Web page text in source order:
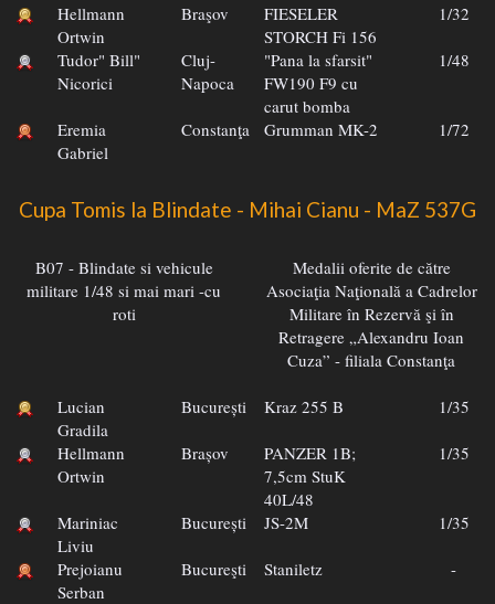
Hellmann
Ortwin
Braşov
FIESELER
STORCH Fi 156
1/32
Tudor" Bill"
Nicorici
Cluj-
Napoca
"Pana la sfarsit"
FW190 F9 cu
carut bomba
1/48
Eremia
Gabriel
Constanţa Grumman MK-2 1/72
Cupa Tomis la Blindate - Mihai Cianu - MaZ 537G
B07 - Blindate si vehicule
militare 1/48 si mai mari -cu
roti
Medalii oferite de către
Asociaţia Naţională a Cadrelor
Militare în Rezervă şi în
Retragere „Alexandru Ioan
Cuza” - filiala Constanţa
Lucian
Gradila
București Kraz 255 B 1/35
Hellmann
Ortwin
Brașov
PANZER 1B;
7,5cm StuK
40L/48
1/35
Mariniac
Liviu
București JS-2M 1/35
Prejoianu
Serban
Bucureşti Staniletz -